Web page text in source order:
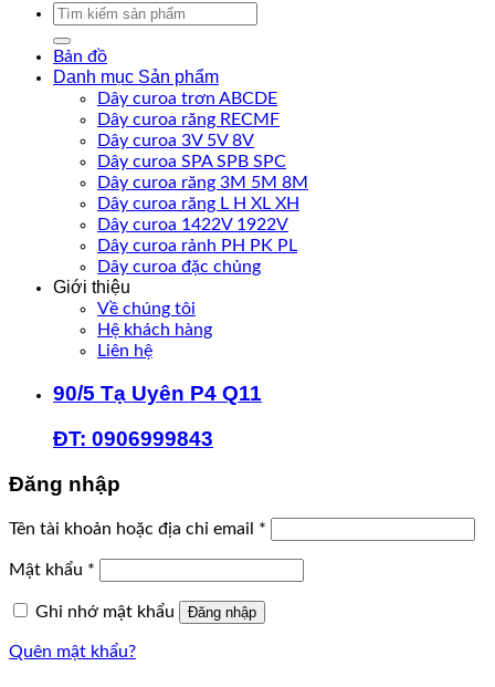
Tìm
Bản đồ
Danh mục Sản phẩm
Dây curoa trơn ABCDE
Dây curoa răng RECMF
Dây curoa 3V 5V 8V
Dây curoa SPA SPB SPC
Dây curoa răng 3M 5M 8M
Dây curoa răng L H XL XH
Dây curoa 1422V 1922V
Dây curoa rảnh PH PK PL
Dây curoa đặc chủng
Giới thiệu
Về chúng tôi
Hệ khách hàng
Liên hệ
90/5 Tạ Uyên P4 Q11
ĐT: 0906999843
Đăng nhập
Tên tài khoản hoặc địa chỉ email *
Mật khẩu *
Ghi nhớ mật khẩu
Đăng nhập
Quên mật khẩu?